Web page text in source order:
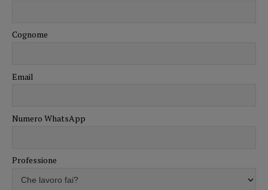
Cognome
Email
Numero WhatsApp
Professione